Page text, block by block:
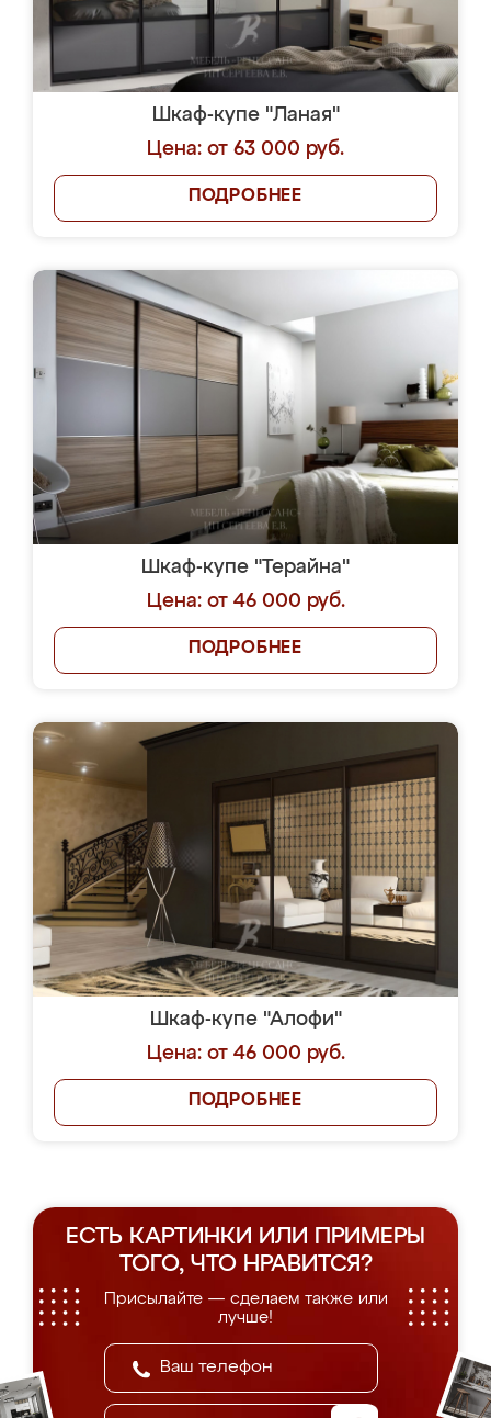
Шкаф-купе "Ланая"
Цена: от 63 000 руб.
ПОДРОБНЕЕ
Шкаф-купе "Терайна"
Цена: от 46 000 руб.
ПОДРОБНЕЕ
Шкаф-купе "Алофи"
Цена: от 46 000 руб.
ПОДРОБНЕЕ
ЕСТЬ КАРТИНКИ ИЛИ ПРИМЕРЫ
ТОГО, ЧТО НРАВИТСЯ?
Присылайте — сделаем также или
лучше!